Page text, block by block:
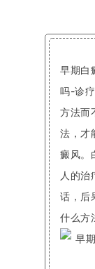
早期白
吗-诊
方法而
法，才
癜风。
人的治
话，后
什么方